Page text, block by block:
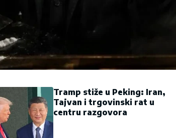
Tramp stiže u Peking: Iran,
Tajvan i trgovinski rat u
centru razgovora